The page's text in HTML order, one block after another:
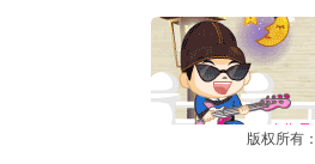
版权所有：